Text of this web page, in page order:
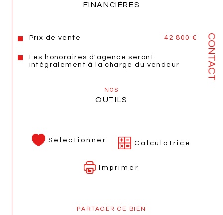
CONTACT
FINANCIÈRES
Prix de vente 42 800 €
Les honoraires d'agence seront
intégralement à la charge du vendeur
NOS
OUTILS
Sélectionner Calculatrice
Imprimer
PARTAGER CE BIEN